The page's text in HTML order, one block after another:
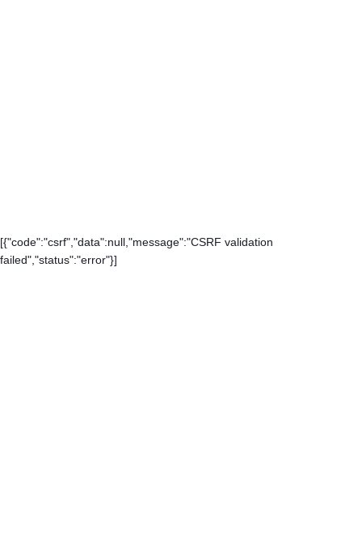
[{"code":"csrf","data":null,"message":"CSRF validation
failed","status":"error"}]